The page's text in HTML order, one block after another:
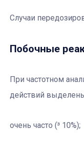
Случаи
Побочные
При частотном
действий
очень часто (³ 10%);